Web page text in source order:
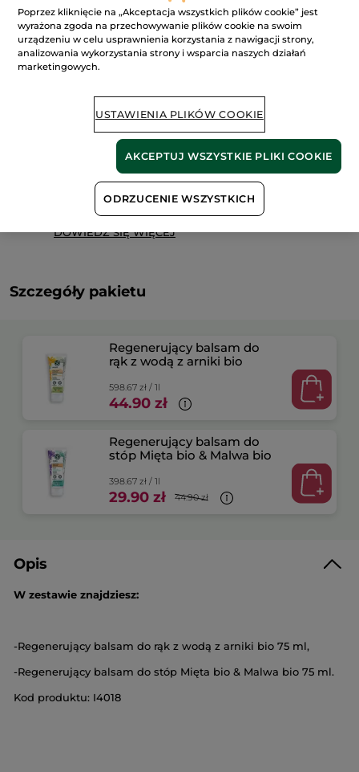
Zestaw
intensywna
pielęgnacja
rąk&stóp
59.90 zł
Dostawa między 10/08 a 11/08.
Bezpieczna płatność
Satysfakcja albo zwrot pieniędzy
Darmowa wysyłka przy każdym zamówieniu
powyżej 179 zł
DOWIEDZ SIĘ WIĘCEJ
Szczegóły pakietu
Regenerujący balsam do
rąk z wodą z arniki bio
598.67 zł / 1l
44.90 zł
Regenerujący balsam do
stóp Mięta bio & Malwa bio
398.67 zł / 1l
29.90 zł 44.90 zł
Opis
W zestawie znajdziesz:
-Regenerujący balsam do rąk z wodą z arniki bio 75 ml,
-Regenerujący balsam do stóp Mięta bio & Malwa bio 75 ml.
Kod produktu: I4018
Poprzez kliknięcie na „Akceptacja wszystkich plików cookie” jest
wyrażona zgoda na przechowywanie plików cookie na swoim
urządzeniu w celu usprawnienia korzystania z nawigacji strony,
analizowania wykorzystania strony i wsparcia naszych działań
marketingowych.
USTAWIENIA PLIKÓW COOKIE
ODRZUCENIE WSZYSTKICH
AKCEPTUJ WSZYSTKIE PLIKI COOKIE